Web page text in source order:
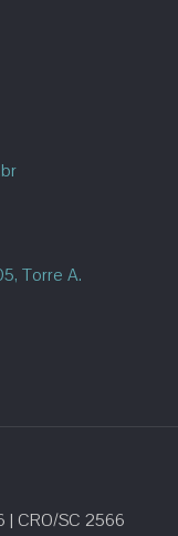
Torre A.
CRO/SC 2566